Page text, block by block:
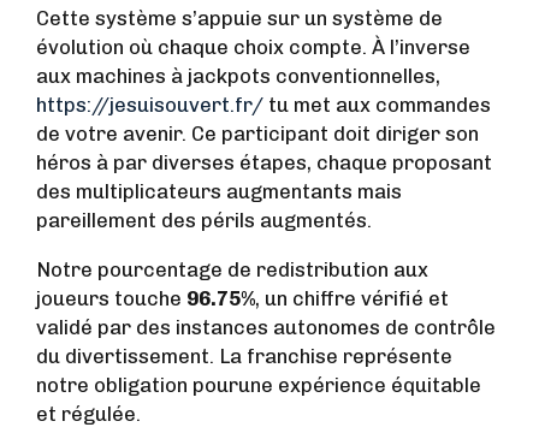
Cette système s’appuie sur un système de
évolution où chaque choix compte. À l’inverse
aux machines à jackpots conventionnelles,
https://jesuisouvert.fr/ tu met aux commandes
de votre avenir. Ce participant doit diriger son
héros à par diverses étapes, chaque proposant
des multiplicateurs augmentants mais
pareillement des périls augmentés.
Notre pourcentage de redistribution aux
joueurs touche 96.75%, un chiffre vérifié et
validé par des instances autonomes de contrôle
du divertissement. La franchise représente
notre obligation pourune expérience équitable
et régulée.